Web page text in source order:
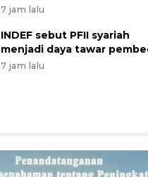
7 jam lalu
INDEF sebut PFII syariah
menjadi daya tawar
7 jam lalu